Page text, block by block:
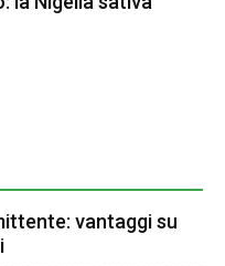
vantaggi su